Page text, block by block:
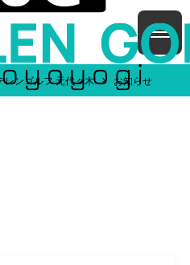
レンゴルフ 元代々木 お知らせ